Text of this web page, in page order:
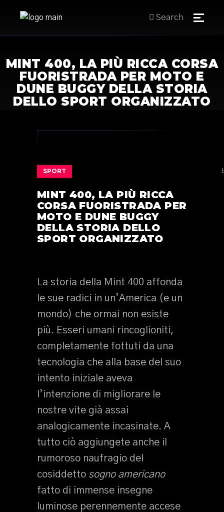
Search
MINT 400, LA PIÙ RICCA CORSA
FUORISTRADA PER MOTO E
DUNE BUGGY DELLA STORIA
DELLO SPORT ORGANIZZATO
SPORT
MINT 400, LA PIÙ RICCA
CORSA FUORISTRADA PER
MOTO E DUNE BUGGY
DELLA STORIA DELLO
SPORT ORGANIZZATO
La storia della Mint 400 affonda
le sue radici in un’America (e un
mondo) che ormai non esiste
più. Esseri umani rincoglioniti,
completamente fottuti da una
tecnologia che alla base del suo
intento iniziale aveva
l’intenzione di migliorare le
nostre vite già assai
analogicamente incasinate. A
tutto ciò aggiungete anche il
rumoroso naufragio del
cosiddetto sogno americano
fatto di immense insegne
luminose perennemente accese